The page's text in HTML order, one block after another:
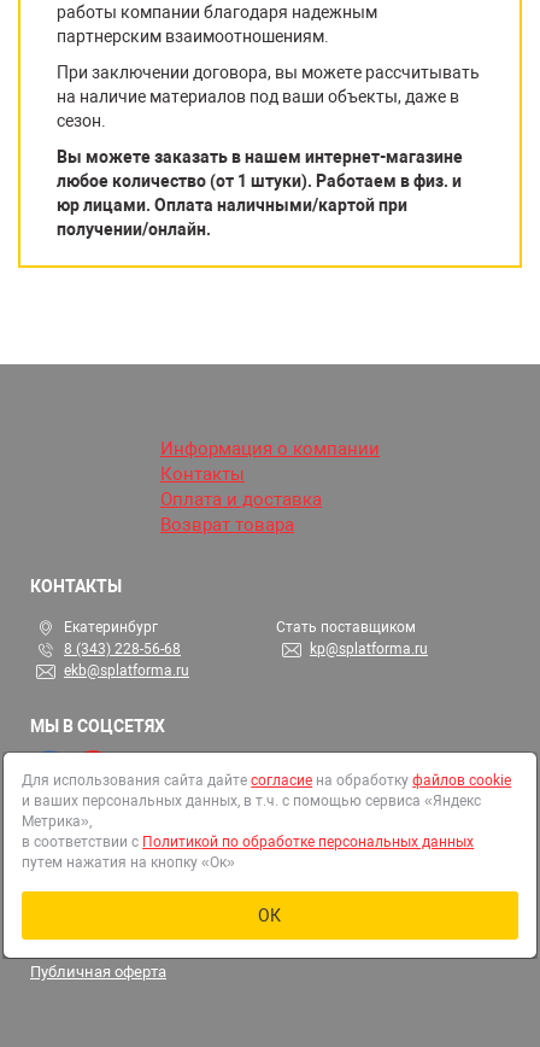
работы компании благодаря надежным
партнерским взаимоотношениям.
При заключении договора, вы можете рассчитывать
на наличие материалов под ваши объекты, даже в
сезон.
Вы можете заказать в нашем интернет-магазине
любое количество (от 1 штуки). Работаем в физ. и
юр лицами. Оплата наличными/картой при
получении/онлайн.
Информация о компании
Контакты
Оплата и доставка
Возврат товара
КОНТАКТЫ
Екатеринбург
8 (343) 228-56-68
ekb@splatforma.ru
Стать поставщиком
kp@splatforma.ru
МЫ В СОЦСЕТЯХ
© 2002-2026 СтройПлатформа
ОГРН 1146679000313
Все права защищены
Правила использования файлов cookies
Публичная оферта
Для использования сайта дайтесогласие на обработкуфайлов cookie
и ваших персональных данных, в т.ч. с помощью сервиса «Яндекс
Метрика»,
в соответствии с Политикой по обработке персональных данных
путем нажатия на кнопку «Ок»
ОК